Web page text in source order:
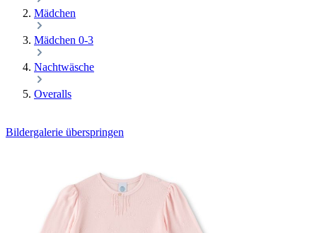
Mädchen
Mädchen 0-3
Nachtwäsche
Overalls
Bildergalerie überspringen